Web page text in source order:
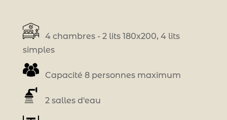
4 chambres - 2 lits 180x200, 4 lits
simples
Capacité 8 personnes maximum
2 salles d'eau